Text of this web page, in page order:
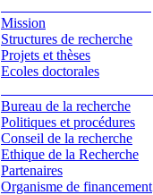
Mission
Structures de recherche
Projets et thèses
Ecoles doctorales
Bureau de la recherche
Politiques et procédures
Conseil de la recherche
Ethique de la Recherche
Partenaires
Organisme de financement